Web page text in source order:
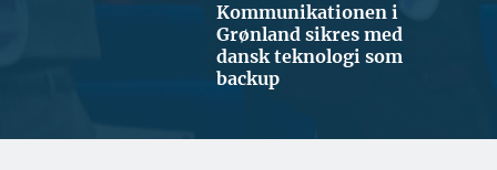
Kommunikationen i
Grønland sikres med
dansk teknologi som
backup